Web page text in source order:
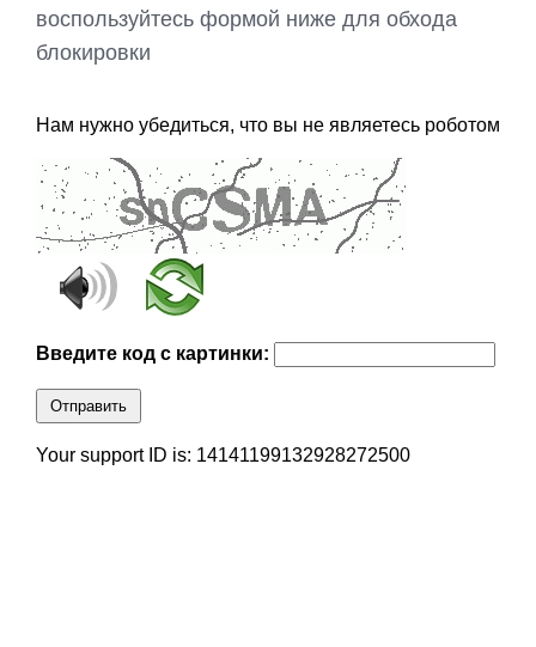
воспользуйтесь формой ниже для обхода
блокировки
Нам нужно убедиться, что вы не являетесь роботом
Введите код с картинки:
Отправить
Your support ID is: 14141199132928272500